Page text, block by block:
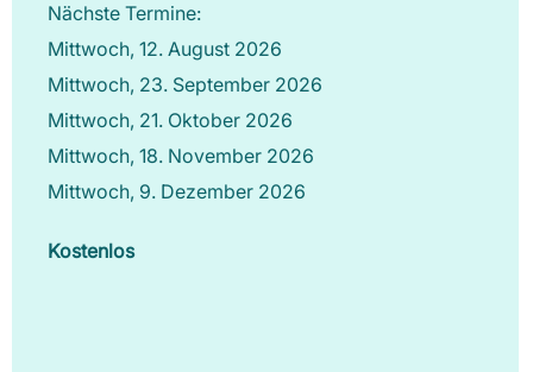
Nächste Termine:
Mittwoch, 12. August 2026
Mittwoch, 23. September 2026
Mittwoch, 21. Oktober 2026
Mittwoch, 18. November 2026
Mittwoch, 9. Dezember 2026
Kostenlos